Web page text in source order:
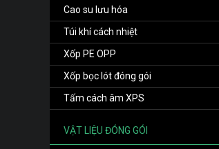
Cao su lưu hóa
Túi khí cách nhiệt
Xốp PE OPP
Xốp bọc lót đóng gói
Tấm cách âm XPS
VẬT LIỆU ĐÓNG GÓI